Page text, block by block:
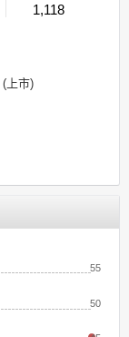
1,118
(上市)
50
55